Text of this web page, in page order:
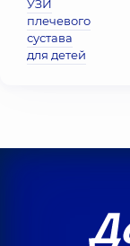
УЗИ
плечевого
сустава
для детей